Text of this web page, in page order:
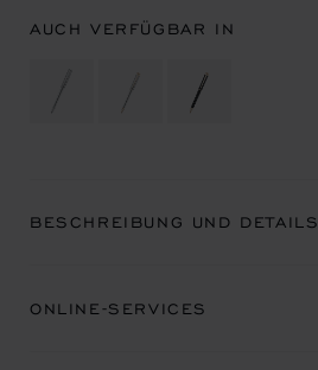
AUCH VERFÜGBAR IN
BESCHREIBUNG UND DETAILS
ONLINE-SERVICES